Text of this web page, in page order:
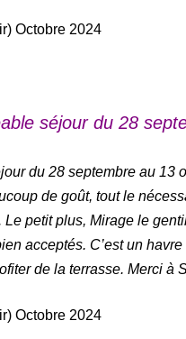
Octobre 2024
séjour du 28
du 28 septembre au 13
de goût, tout le
petit plus, Mirage le
acceptés. C’est un
de la terrasse. Merci à
Octobre 2024